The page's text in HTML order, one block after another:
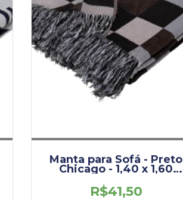
Manta para Sofá - Preto
Chicago - 1,40 x 1,60
R$41,50